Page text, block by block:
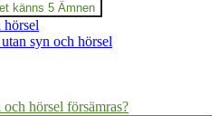
känns 5 Ämnen
syn och hörsel
hörsel försämras?